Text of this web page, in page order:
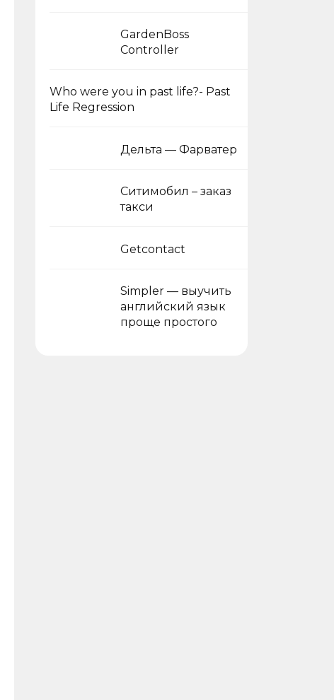
GardenBoss
Controller
Who were you in past life?- Past
Life Regression
Дельта — Фарватер
Ситимобил – заказ
такси
Getcontact
Simpler — выучить
английский язык
проще простого